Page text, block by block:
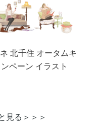
北千住 オータムキ
ペーン イラスト
見る＞＞＞